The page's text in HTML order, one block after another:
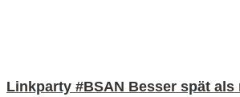
Linkparty #BSAN Besser spät als